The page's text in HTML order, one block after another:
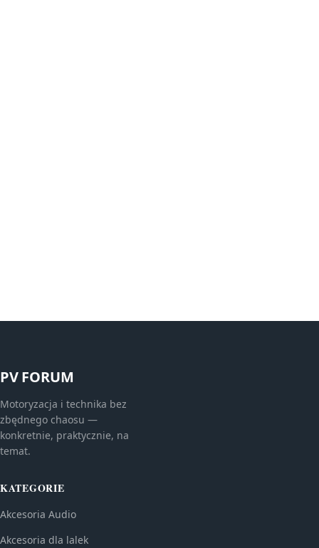
PV FORUM
Motoryzacja i technika bez
zbędnego chaosu —
konkretnie, praktycznie, na
temat.
KATEGORIE
Akcesoria Audio
Akcesoria dla lalek